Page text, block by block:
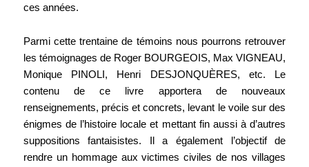
ces années.
Parmi cette trentaine de témoins nous pourrons retrouver
les témoignages de Roger BOURGEOIS, Max VIGNEAU,
Monique PINOLI, Henri DESJONQUÈRES, etc. Le
contenu de ce livre apportera de nouveaux
renseignements, précis et concrets, levant le voile sur des
énigmes de l’histoire locale et mettant fin aussi à d’autres
suppositions fantaisistes. Il a également l’objectif de
rendre un hommage aux victimes civiles de nos villages